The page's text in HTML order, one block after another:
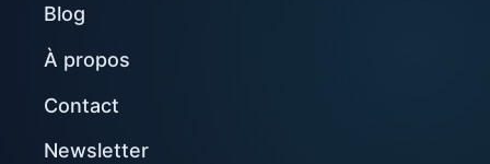
Blog
À propos
Contact
Newsletter